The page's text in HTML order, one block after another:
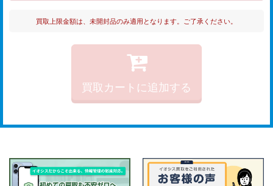
買取上限金額は、未開封品のみ適用となります。ご了承ください。
買取カートに追加する